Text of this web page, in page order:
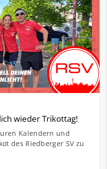
wieder Trikottag!
Kalendern und
des Riedberger SV zu